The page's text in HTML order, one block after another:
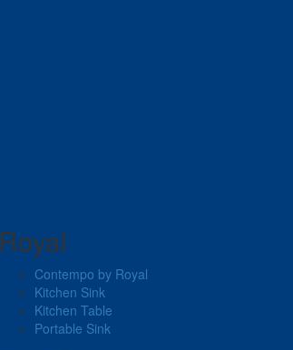
Royal
Contempo by Royal
Kitchen Sink
Kitchen Table
Portable Sink